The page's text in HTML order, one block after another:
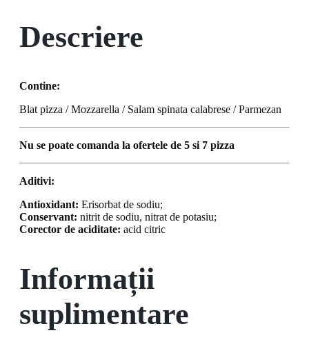
Descriere
Contine:
Blat pizza / Mozzarella / Salam spinata calabrese / Parmezan
Nu se poate comanda la ofertele de 5 si 7 pizza
Aditivi:
Antioxidant: Erisorbat de sodiu;
Conservant: nitrit de sodiu, nitrat de potasiu;
Corector de aciditate: acid citric
Informații
suplimentare